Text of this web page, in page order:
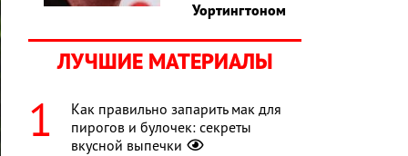
Уортингтоном
ЛУЧШИЕ МАТЕРИАЛЫ
Как правильно запарить мак для
пирогов и булочек: секреты
вкусной выпечки